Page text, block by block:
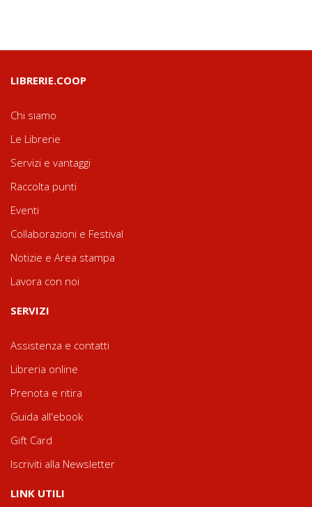
LIBRERIE.COOP
Chi siamo
Le Librerie
Servizi e vantaggi
Raccolta punti
Eventi
Collaborazioni e Festival
Notizie e Area stampa
Lavora con noi
SERVIZI
Assistenza e contatti
Libreria online
Prenota e ritira
Guida all'ebook
Gift Card
Iscriviti alla Newsletter
LINK UTILI